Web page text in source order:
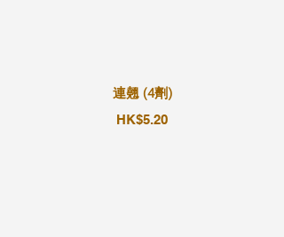
連翹 (4劑)
HK$5.20